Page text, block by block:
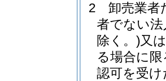
2
卸売業者
者でない
除く。)又
る場合に限
認可を受